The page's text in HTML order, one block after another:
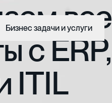
Бизнес задачи и услуги
все
с ERP,
ITIL